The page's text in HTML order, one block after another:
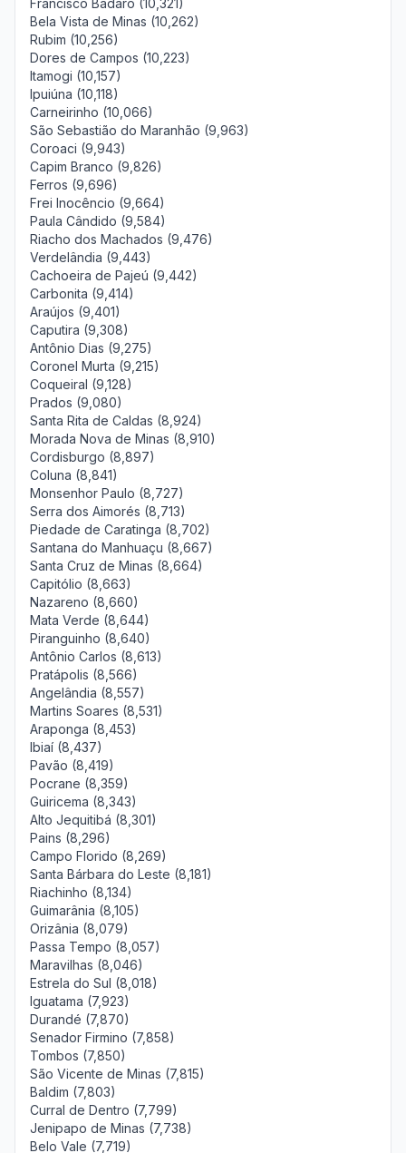
Francisco Badaró (10,321)
Bela Vista de Minas (10,262)
Rubim (10,256)
Dores de Campos (10,223)
Itamogi (10,157)
Ipuiúna (10,118)
Carneirinho (10,066)
São Sebastião do Maranhão (9,963)
Coroaci (9,943)
Capim Branco (9,826)
Ferros (9,696)
Frei Inocêncio (9,664)
Paula Cândido (9,584)
Riacho dos Machados (9,476)
Verdelândia (9,443)
Cachoeira de Pajeú (9,442)
Carbonita (9,414)
Araújos (9,401)
Caputira (9,308)
Antônio Dias (9,275)
Coronel Murta (9,215)
Coqueiral (9,128)
Prados (9,080)
Santa Rita de Caldas (8,924)
Morada Nova de Minas (8,910)
Cordisburgo (8,897)
Coluna (8,841)
Monsenhor Paulo (8,727)
Serra dos Aimorés (8,713)
Piedade de Caratinga (8,702)
Santana do Manhuaçu (8,667)
Santa Cruz de Minas (8,664)
Capitólio (8,663)
Nazareno (8,660)
Mata Verde (8,644)
Piranguinho (8,640)
Antônio Carlos (8,613)
Pratápolis (8,566)
Angelândia (8,557)
Martins Soares (8,531)
Araponga (8,453)
Ibiaí (8,437)
Pavão (8,419)
Pocrane (8,359)
Guiricema (8,343)
Alto Jequitibá (8,301)
Pains (8,296)
Campo Florido (8,269)
Santa Bárbara do Leste (8,181)
Riachinho (8,134)
Guimarânia (8,105)
Orizânia (8,079)
Passa Tempo (8,057)
Maravilhas (8,046)
Estrela do Sul (8,018)
Iguatama (7,923)
Durandé (7,870)
Senador Firmino (7,858)
Tombos (7,850)
São Vicente de Minas (7,815)
Baldim (7,803)
Curral de Dentro (7,799)
Jenipapo de Minas (7,738)
Belo Vale (7,719)